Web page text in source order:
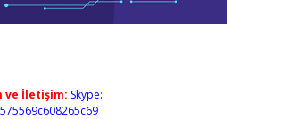
ve İletişim: Skype: